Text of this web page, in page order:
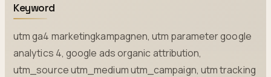
Keyword
utm ga4 marketingkampagnen, utm parameter google
analytics 4, google ads organic attribution,
utm_source utm_medium utm_campaign, utm tracking